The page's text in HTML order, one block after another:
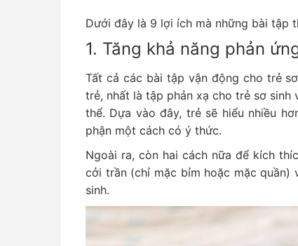
Dưới đây là 9 lợi ích mà những bài tập
1. Tăng khả năng phản
Tất cả các bài tập vận động cho trẻ
trẻ, nhất là tập phản xạ cho trẻ sơ sinh
thể. Dựa vào đây, trẻ sẽ hiểu nhiều
phận một cách có ý thức.
Ngoài ra, còn hai cách nữa để kích
cởi trần (chỉ mặc bỉm hoặc mặc quần)
sinh.